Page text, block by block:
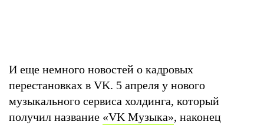
И еще немного новостей о кадровых
перестановках в VK. 5 апреля у нового
музыкального сервиса холдинга, который
получил название «VK Музыка», наконец